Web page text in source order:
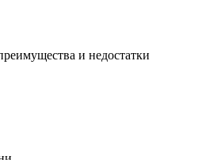
и недостатки